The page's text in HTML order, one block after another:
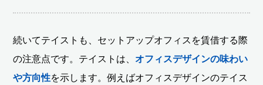
続いてテイストも、セットアップオフィスを賃借する際
の注意点です。テイストは、 オフィスデザインの味わい
や方向性を示します。例えばオフィスデザインのテイス